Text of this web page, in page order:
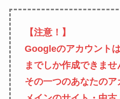
【注意！】
Googleのアカウント
までしか作成できませ
その一つのあなたの